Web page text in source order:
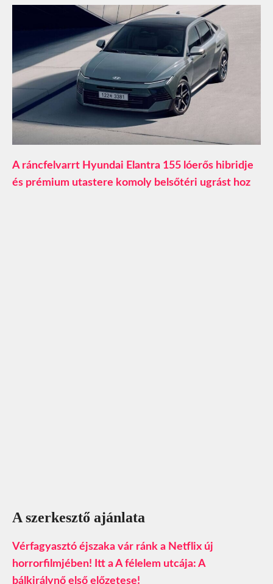
A ráncfelvarrt Hyundai Elantra 155 lóerős hibridje
és prémium utastere komoly belsőtéri ugrást hoz
A szerkesztő ajánlata
Vérfagyasztó éjszaka vár ránk a Netflix új
horrorfilmjében! Itt a A félelem utcája: A
bálkirálynő első előzetese!